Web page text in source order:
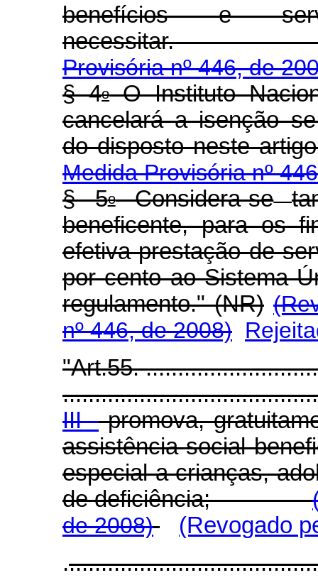
benefícios e
Provisória nº 446, de
§ 4oO Instituto
cancelará a isenção
do disposto
Medida Provisória nº
§ 5oConsidera-se
beneficente, para os
efetiva prestação de
por cento ao Sistema
regulamento." (NR)
nº 446, de 2008)
"Art.55.
III -promova,
assistência social
especial a crianças,
de deficiência;
de 2008)
(Revogado
.